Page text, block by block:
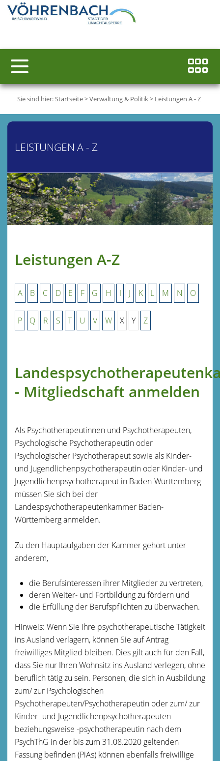
Sie sind hier:Startseite>Verwaltung & Politik> Leistungen A - Z
LEISTUNGEN A - Z
Leistungen A-Z
A B C D E F G H I J K L M N O
P Q R S T U V W X Y Z
- Mitgliedschaft anmelden
Als Psychotherapeutinnen und Psychotherapeuten,
Psychologische Psychotherapeutin oder
Psychologischer Psychotherapeut sowie als Kinder-
und Jugendlichenpsychotherapeutin oder Kinder- und
Jugendlichenpsychotherapeut in Baden-Württemberg
müssen Sie sich bei der
Landespsychotherapeutenkammer Baden-
Württemberg anmelden.
Zu den Hauptaufgaben der Kammer gehört unter
anderem,
die Berufsinteressen ihrer Mitglieder zu vertreten,
deren Weiter- und Fortbildung zu fördern und
die Erfüllung der Berufspflichten zu überwachen.
Hinweis: Wenn Sie Ihre psychotherapeutische Tätigkeit
ins Ausland verlagern, können Sie auf Antrag
freiwilliges Mitglied bleiben. Dies gilt auch für den Fall,
dass Sie nur Ihren Wohnsitz ins Ausland verlegen, ohne
beruflich tätig zu sein. Personen, die sich in Ausbildung
zum/ zur Psychologischen
Psychotherapeuten/Psychotherapeutin oder zum/ zur
Kinder- und Jugendlichenpsychotherapeuten
beziehungsweise -psychotherapeutin nach dem
PsychThG in der bis zum 31.08.2020 geltenden
Fassung befinden (PiAs) können ebenfalls freiwillige